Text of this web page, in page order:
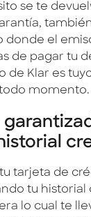
se te
donde el
de pagar tu
de Klar es
momento.
tarjeta de
tu historial
lo cual te